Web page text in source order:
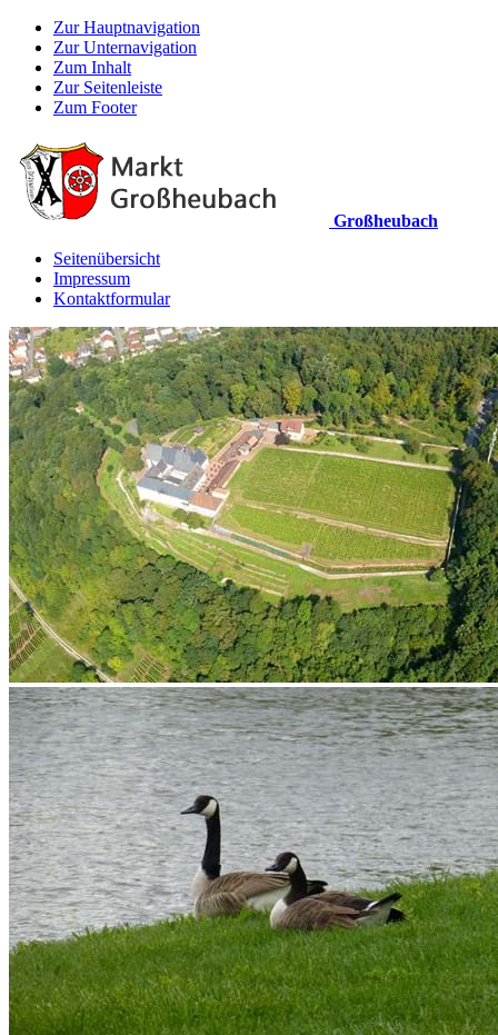
Zur Hauptnavigation
Zur Unternavigation
Zum Inhalt
Zur Seitenleiste
Zum Footer
Großheubach
Seitenübersicht
Impressum
Kontaktformular